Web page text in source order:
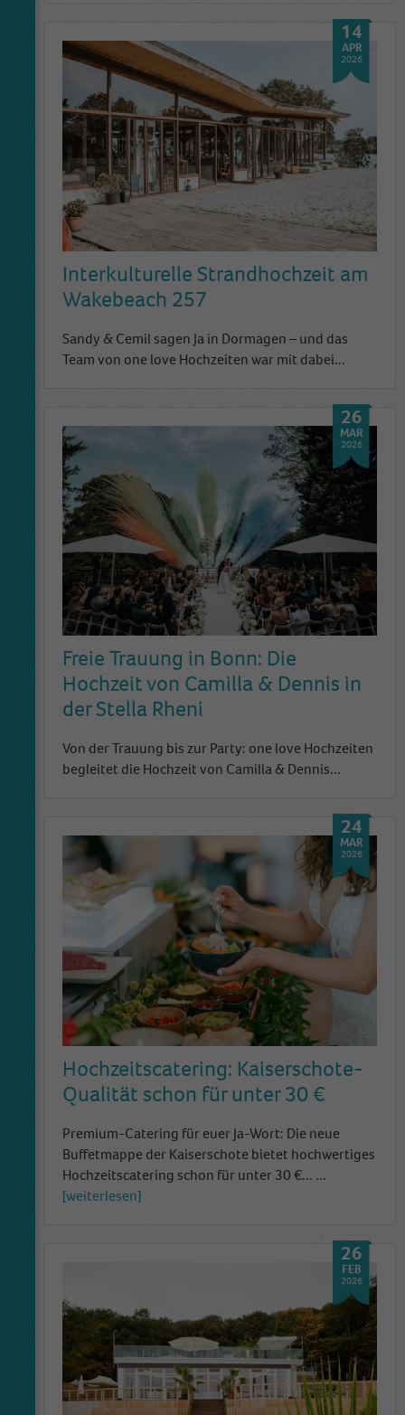
14
APR
2026
Interkulturelle Strandhochzeit am
Wakebeach 257
Sandy & Cemil sagen Ja in Dormagen – und das
Team von one love Hochzeiten war mit dabei...
26
MAR
2026
Freie Trauung in Bonn: Die
Hochzeit von Camilla & Dennis in
der Stella Rheni
Von der Trauung bis zur Party: one love Hochzeiten
begleitet die Hochzeit von Camilla & Dennis...
24
MAR
2026
Hochzeitscatering: Kaiserschote-
Qualität schon für unter 30 €
Premium-Catering für euer Ja-Wort: Die neue
Buffetmappe der Kaiserschote bietet hochwertiges
Hochzeitscatering schon für unter 30 €... ...
weiterlesen
26
FEB
2026